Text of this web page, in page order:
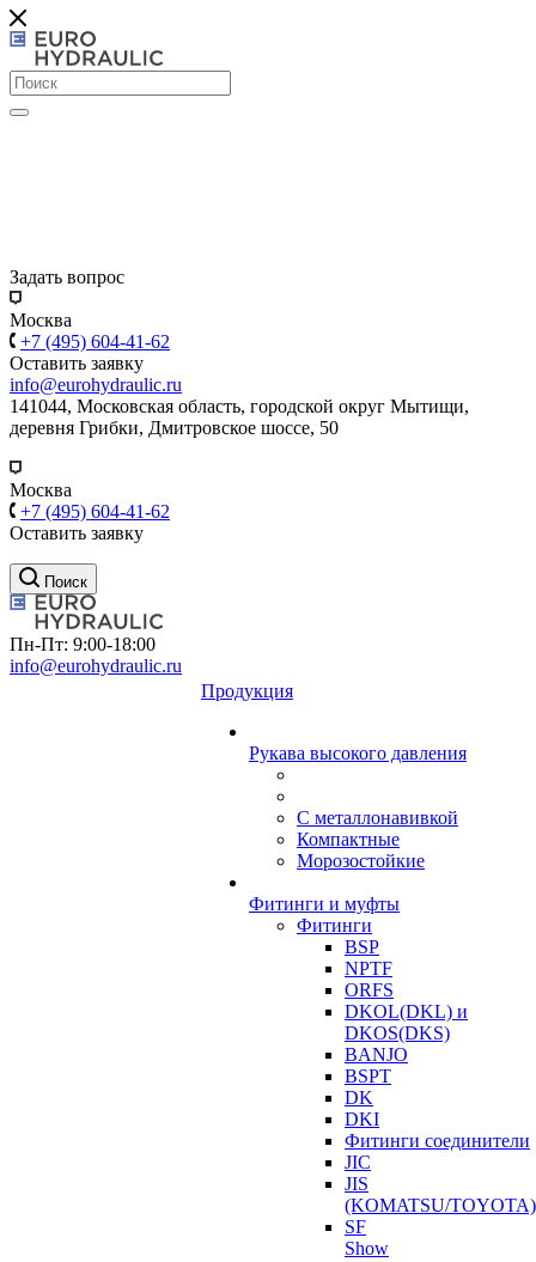
Задать вопрос
Москва
+7 (495) 604-41-62
Оставить заявку
info@eurohydraulic.ru
141044, Московская область, городской округ Мытищи,
деревня Грибки, Дмитровское шоссе, 50
Москва
+7 (495) 604-41-62
Оставить заявку
Поиск
Пн-Пт: 9:00-18:00
info@eurohydraulic.ru
Продукция
Рукава высокого давления
С металлонавивкой
Компактные
Морозостойкие
Фитинги и муфты
Фитинги
BSP
NPTF
ORFS
DKOL(DKL) и
DKOS(DKS)
BANJO
BSPT
DK
DKI
Фитинги соединители
JIC
JIS
(KOMATSU/TOYOTA)
SF
Show